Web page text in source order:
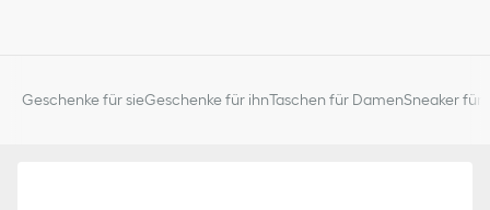
Geschenke für sieGeschenke für ihnTaschen für DamenSneaker für